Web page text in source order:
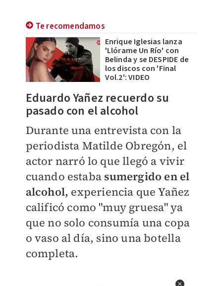
Te recomendamos
Enrique Iglesias lanza
'Llórame Un Río' con
Belinda y se DESPIDE de
los discos con 'Final
Vol.2': VIDEO
Eduardo Yañez recuerdo su
pasado con el alcohol
Durante una entrevista con la
periodista Matilde Obregón, el
actor narró lo que llegó a vivir
cuando estaba sumergido en el
alcohol, experiencia que Yañez
calificó como "muy gruesa" ya
que no solo consumía una copa
o vaso al día, sino una botella
completa.